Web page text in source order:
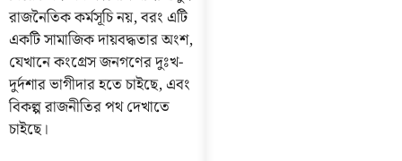
রাজনৈতিক কর্মসূচি নয়, বরং এটি
একটি সামাজিক দায়বদ্ধতার অংশ,
যেখানে কংগ্রেস জনগণের দুঃখ-
দুর্দশার ভাগীদার হতে চাইছে, এবং
বিকল্প রাজনীতির পথ দেখাতে
চাইছে।